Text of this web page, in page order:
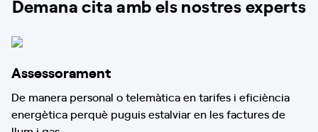
Demana cita amb els nostres experts
Assessorament
De manera personal o telemàtica en tarifes i eficiència
energètica perquè puguis estalviar en les factures de